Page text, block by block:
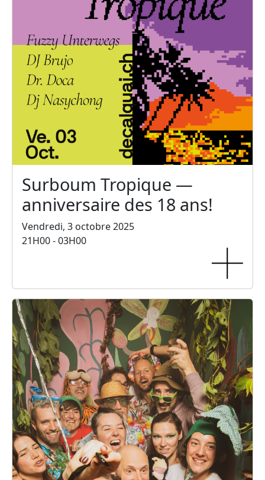
Surboum Tropique —
anniversaire des 18 ans!
Vendredi, 3 octobre 2025
21H00 - 03H00